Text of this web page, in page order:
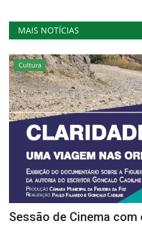
MAIS NOTÍCIAS
Cultura
Sessão de Cinema com